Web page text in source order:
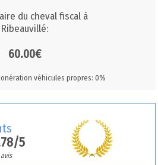
du cheval fiscal à
Ribeauvillé:
60.00€
véhicules propres: 0%
5